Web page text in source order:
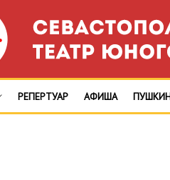
РЕПЕРТУАР АФИША